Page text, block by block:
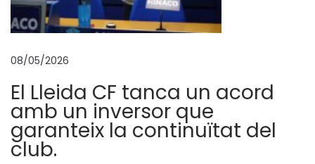
08/05/2026
El Lleida CF tanca un acord
amb un inversor que
garanteix la continuïtat del
club.